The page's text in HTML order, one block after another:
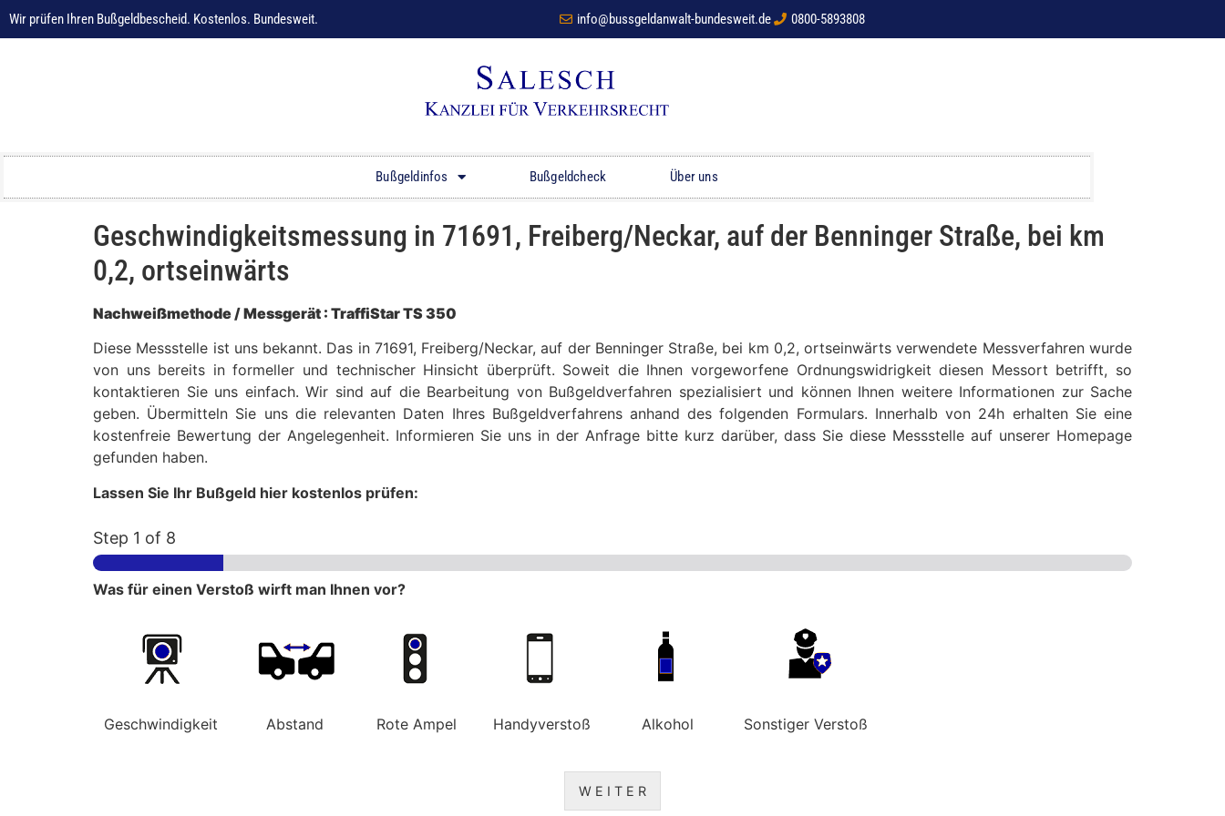
Wir prüfen Ihren Bußgeldbescheid. Kostenlos. Bundesweit. info@bussgeldanwalt-bundesweit.de 0800-5893808
Bußgeldinfos Bußgeldcheck Über uns
Geschwindigkeitsmessung in 71691, Freiberg/Neckar, auf der Benninger Straße, bei km
0,2, ortseinwärts
Nachweißmethode / Messgerät : TraffiStar TS 350
Diese Messstelle ist uns bekannt. Das in 71691, Freiberg/Neckar, auf der Benninger Straße, bei km 0,2, ortseinwärts verwendete Messverfahren wurde
von uns bereits in formeller und technischer Hinsicht überprüft. Soweit die Ihnen vorgeworfene Ordnungswidrigkeit diesen Messort betrifft, so
kontaktieren Sie uns einfach. Wir sind auf die Bearbeitung von Bußgeldverfahren spezialisiert und können Ihnen weitere Informationen zur Sache
geben. Übermitteln Sie uns die relevanten Daten Ihres Bußgeldverfahrens anhand des folgenden Formulars. Innerhalb von 24h erhalten Sie eine
kostenfreie Bewertung der Angelegenheit. Informieren Sie uns in der Anfrage bitte kurz darüber, dass Sie diese Messstelle auf unserer Homepage
gefunden haben.
Lassen Sie Ihr Bußgeld hier kostenlos prüfen:
Step 1 of 8
Was für einen Verstoß wirft man Ihnen vor?
Geschwindigkeit Abstand Rote Ampel Handyverstoß Alkohol Sonstiger Verstoß
W E I T E R